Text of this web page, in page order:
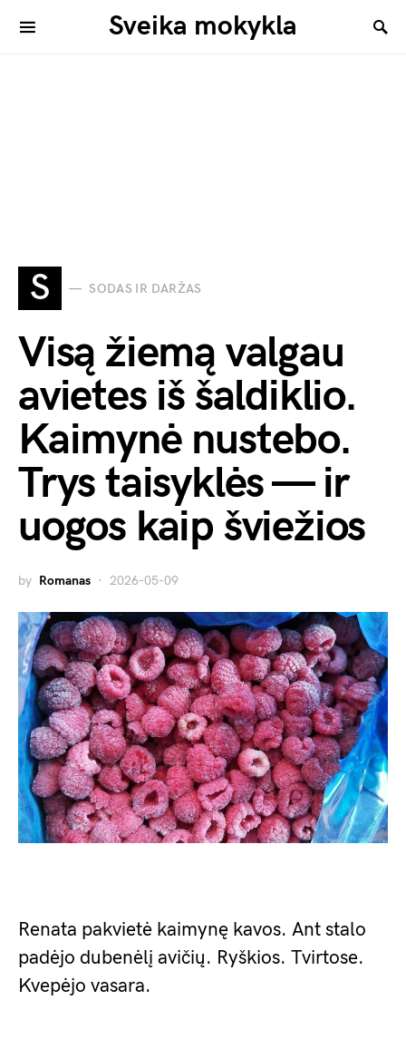
Sveika mokykla
S SODAS IR DARŽAS
Visą žiemą valgau
avietes iš šaldiklio.
Kaimynė nustebo.
Trys taisyklės — ir
uogos kaip šviežios
by Romanas 2026-05-09
Renata pakvietė kaimynę kavos. Ant stalo
padėjo dubenėlį avičių. Ryškios. Tvirtose.
Kvepėjo vasara.